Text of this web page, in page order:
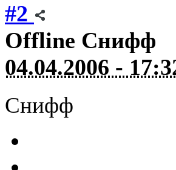
#2
Offline Снифф
04.04.2006 -
Снифф